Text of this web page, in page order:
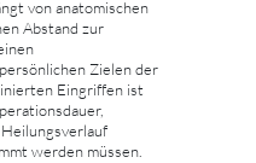
von anatomischen
Abstand zur
Zielen der
Eingriffen ist
werden müssen.